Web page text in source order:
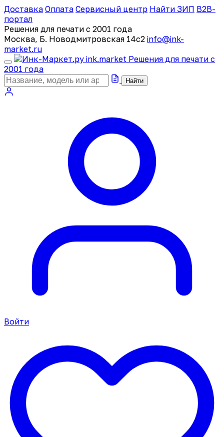
Доставка Оплата Сервисный центр Найти ЗИП B2B-
портал
Решения для печати с 2001 года
Москва, Б. Новодмитровская 14с2 info@ink-
market.ru
ink.market Решения для печати с
2001 года
Найти
Войти